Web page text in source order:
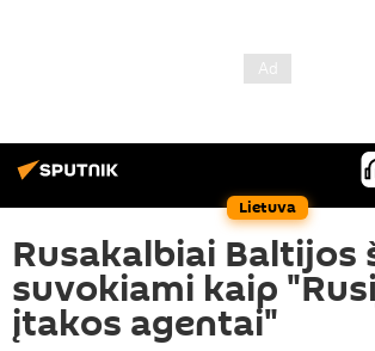
Lietuva
Rusakalbiai Baltijos
suvokiami kaip
įtakos agentai"